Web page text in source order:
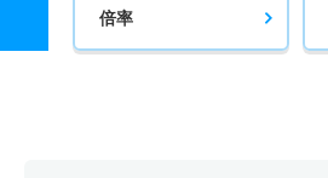
倍率